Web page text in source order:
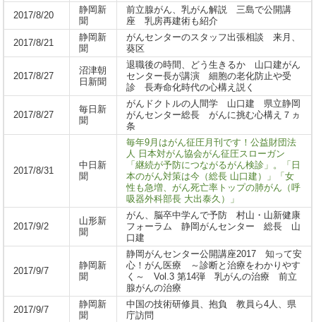
2017/8/20
静岡新
聞
前立腺がん、乳がん解説 三島で公開講
座 乳房再建術も紹介
2017/8/21
静岡新
聞
がんセンターのスタッフ出張相談 来月、
葵区
2017/8/27
沼津朝
日新聞
退職後の時間、どう生きるか 山口建がん
センター長が講演 細胞の老化防止や受
診 長寿命化時代の心構え説く
2017/8/27
毎日新
聞
がんドクトルの人間学 山口建 県立静岡
がんセンター総長 がんに挑む心構え７ヵ
条
2017/8/31
中日新
聞
毎年9月はがん征圧月刊です！公益財団法
人 日本対がん協会がん征圧スローガン
「継続が予防につながるがん検診」。「日
本のがん対策は今（総長 山口建）」「女
性も急増、がん死亡率トップの肺がん（呼
吸器外科部長 大出泰久）」
2017/9/2
山形新
聞
がん、脳卒中学んで予防 村山・山新健康
フォーラム 静岡がんセンター 総長 山
口建
2017/9/7
静岡新
聞
静岡がんセンター公開講座2017 知って安
心！がん医療 ～診断と治療をわかりやす
く～ Vol.3 第14弾 乳がんの治療 前立
腺がんの治療
2017/9/7
静岡新
聞
中国の技術研修員、抱負 教員ら4人、県
庁訪問